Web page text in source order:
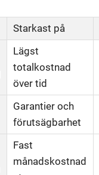
Starkast på
Lägst
totalkostnad
över tid
Garantier och
förutsägbarhet
Fast
månadskostnad